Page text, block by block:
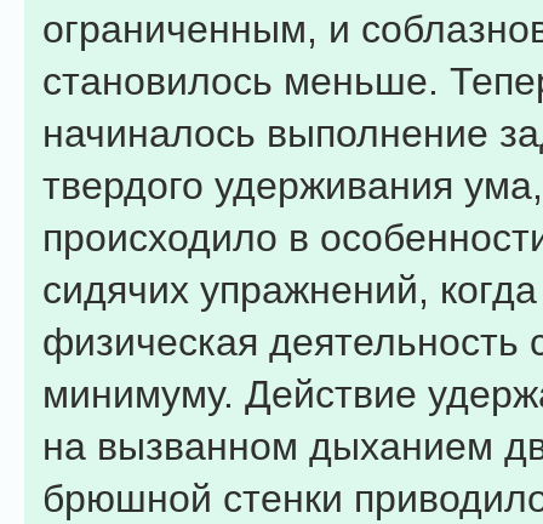
ограниченным, и
становилось меньше.
начиналось выполнение
твердого удерживания
происходило в
сидячих упражнений, когда
физическая деятельность
минимуму. Действие
на вызванном дыханием
брюшной стенки